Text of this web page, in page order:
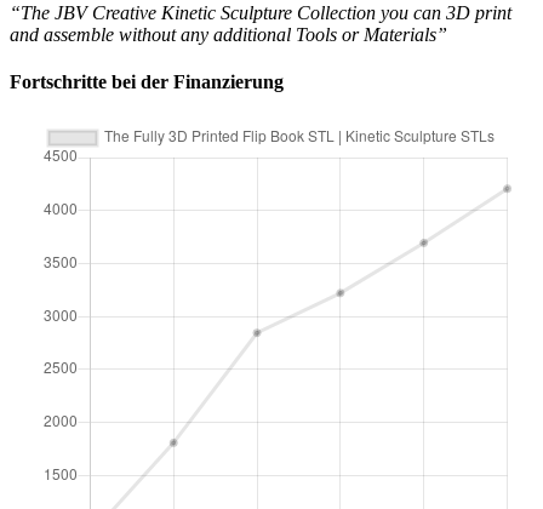
“The JBV Creative Kinetic Sculpture Collection you can 3D print
and assemble without any additional Tools or Materials”
Fortschritte bei der Finanzierung